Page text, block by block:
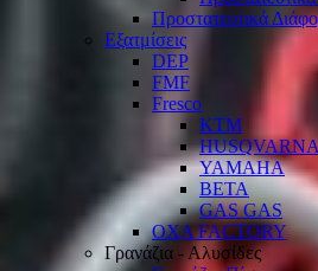
Προστατευτικά
Εξατμίσεις
DEP
FMF
Fresco
KTM
YAMAHA
BETA
GAS GAS
OXA FACTORY
Γρανάζια - Αλυσίδες